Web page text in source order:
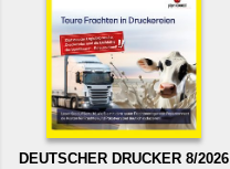
DEUTSCHER DRUCKER 8/2026